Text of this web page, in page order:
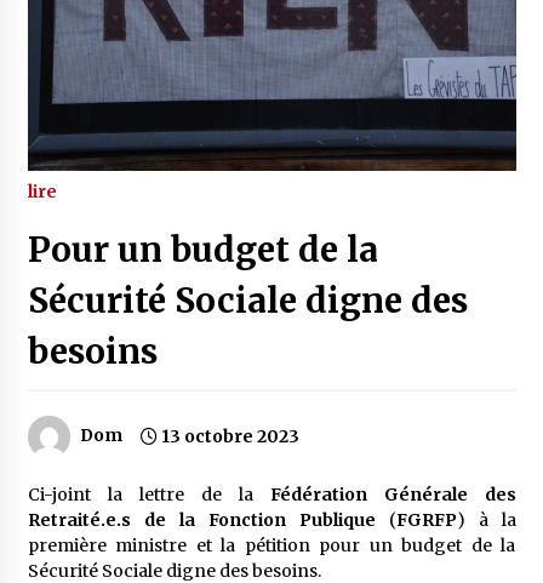
lire
Pour un budget de la
Sécurité Sociale digne des
besoins
Dom 13 octobre 2023
Ci-joint la lettre de la Fédération Générale des
Retraité.e.s de la Fonction Publique (FGRFP) à la
première ministre et la pétition pour un budget de la
Sécurité Sociale digne des besoins.